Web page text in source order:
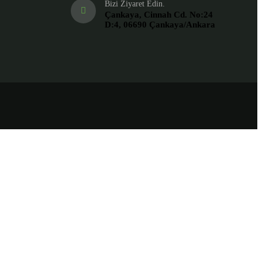
Bizi Ziyaret Edin.
Çankaya, Cinnah Cd. No:24
D:4, 06690 Çankaya/Ankara